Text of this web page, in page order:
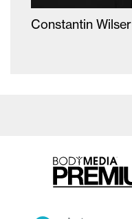
Constantin Wilser